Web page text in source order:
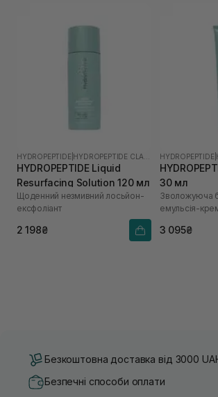
HYDROPEPTIDE
HYDROPEPTIDE Liquid
Resurfacing Solution 120 мл
Щоденний незмивний лосьйон-
ексфоліант
2 198₴
HYDROPEPTIDE
30 мл
Зволожуюча
емульсія-
3 095₴
Безкоштовна доставка від 3000
Безпечні способи оплати